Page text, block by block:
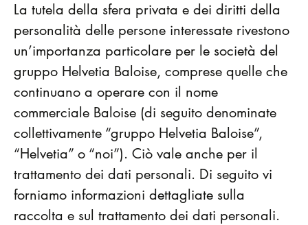
La tutela della sfera privata e dei diritti della
personalità delle persone interessate rivestono
un’importanza particolare per le società del
gruppo Helvetia Baloise, comprese quelle che
continuano a operare con il nome
commerciale Baloise (di seguito denominate
collettivamente “gruppo Helvetia Baloise”,
“Helvetia” o “noi”). Ciò vale anche per il
trattamento dei dati personali. Di seguito vi
forniamo informazioni dettagliate sulla
raccolta e sul trattamento dei dati personali.